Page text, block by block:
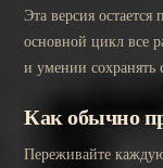
Эта версия остается
основной цикл все
и умении сохранять
Как обычно
Переживайте